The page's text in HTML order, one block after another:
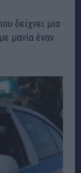
δείχνει μια
μανία έναν